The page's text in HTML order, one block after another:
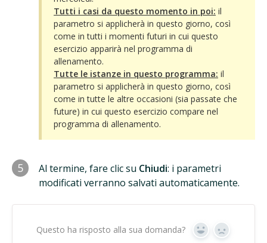
Tutti i casi da questo momento in poi: il
parametro si applicherà in questo giorno, così
come in tutti i momenti futuri in cui questo
esercizio apparirà nel programma di
allenamento.
Tutte le istanze in questo programma: il
parametro si applicherà in questo giorno, così
come in tutte le altre occasioni (sia passate che
future) in cui questo esercizio compare nel
programma di allenamento.
5 Al termine, fare clic su Chiudi: i parametri
modificati verranno salvati automaticamente.
Questo ha risposto alla sua domanda? Sì No